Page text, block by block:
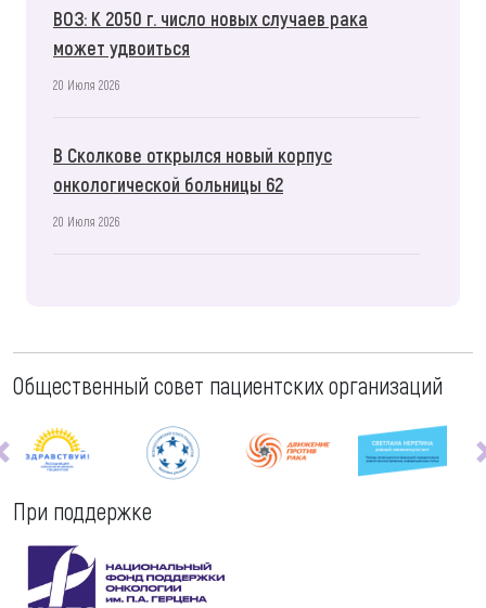
ВОЗ: К 2050 г. число новых случаев рака
может удвоиться
20 Июля 2026
В Сколкове открылся новый корпус
онкологической больницы 62
20 Июля 2026
Общественный совет пациентских организаций
При поддержке